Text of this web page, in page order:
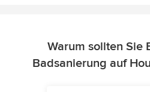
Warum sollten Sie
Badsanierung auf